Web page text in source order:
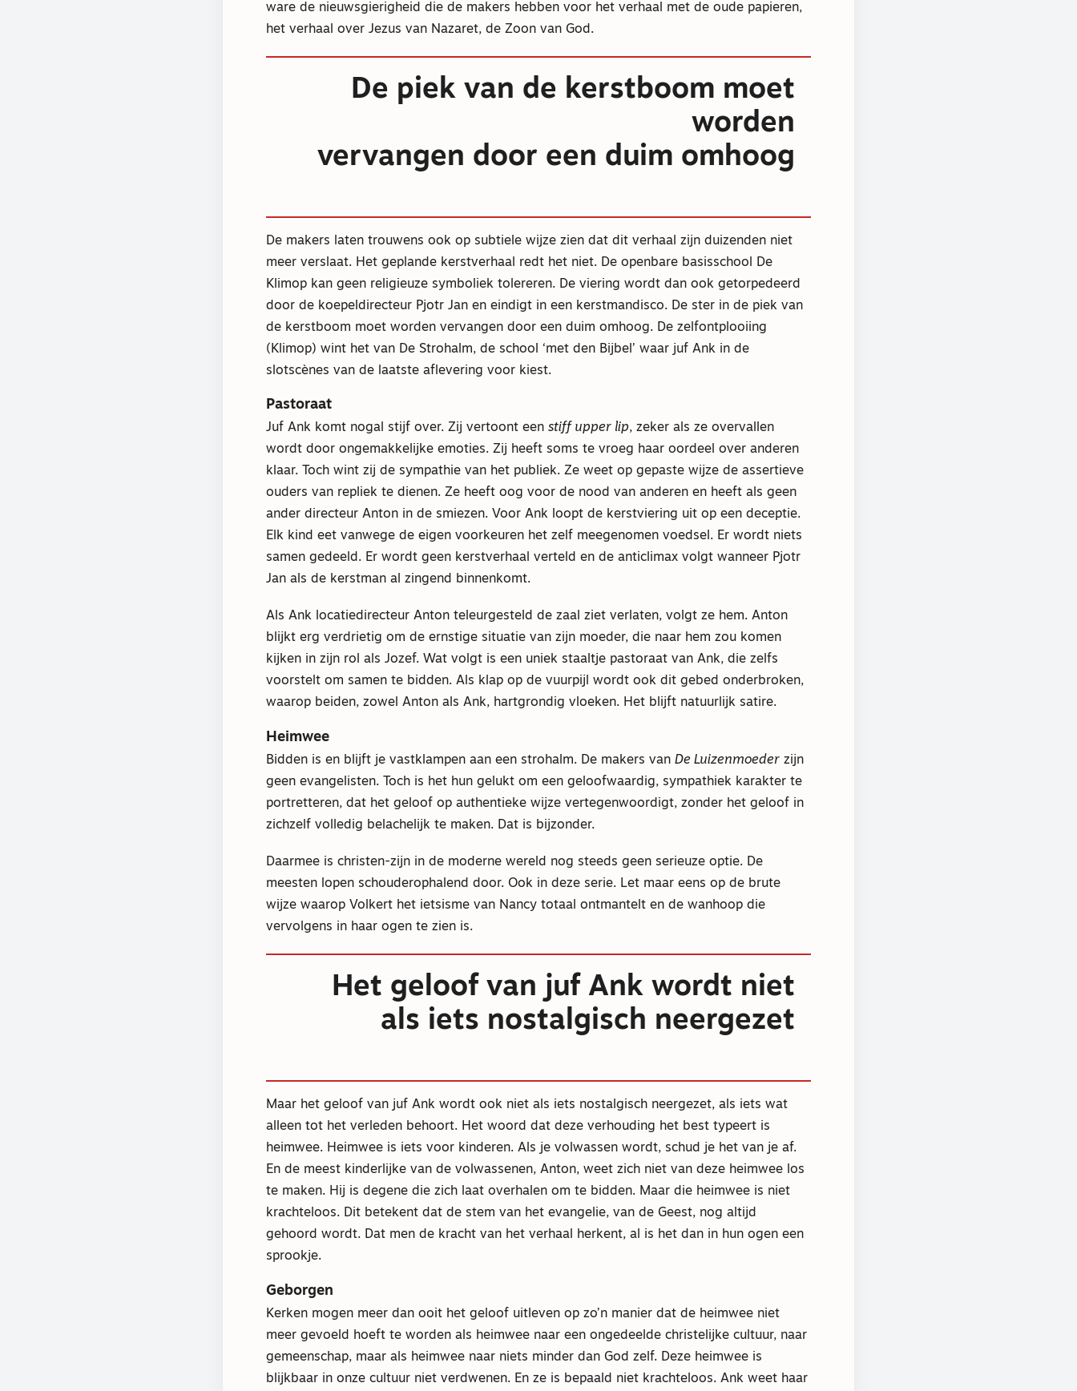
ware de nieuwsgierigheid die de makers hebben voor het verhaal met de oude papieren,
het verhaal over Jezus van Nazaret, de Zoon van God.
De piek van de kerstboom moet
worden
vervangen door een duim omhoog
De makers laten trouwens ook op subtiele wijze zien dat dit verhaal zijn duizenden niet
meer verslaat. Het geplande kerstverhaal redt het niet. De openbare basisschool De
Klimop kan geen religieuze symboliek tolereren. De viering wordt dan ook getorpedeerd
door de koepeldirecteur Pjotr Jan en eindigt in een kerstmandisco. De ster in de piek van
de kerstboom moet worden vervangen door een duim omhoog. De zelfontplooiing
(Klimop) wint het van De Strohalm, de school ‘met den Bijbel’ waar juf Ank in de
slotscènes van de laatste aflevering voor kiest.
Pastoraat
Juf Ank komt nogal stijf over. Zij vertoont een stiff upper lip, zeker als ze overvallen
wordt door ongemakkelijke emoties. Zij heeft soms te vroeg haar oordeel over anderen
klaar. Toch wint zij de sympathie van het publiek. Ze weet op gepaste wijze de assertieve
ouders van repliek te dienen. Ze heeft oog voor de nood van anderen en heeft als geen
ander directeur Anton in de smiezen. Voor Ank loopt de kerstviering uit op een deceptie.
Elk kind eet vanwege de eigen voorkeuren het zelf meegenomen voedsel. Er wordt niets
samen gedeeld. Er wordt geen kerstverhaal verteld en de anticlimax volgt wanneer Pjotr
Jan als de kerstman al zingend binnenkomt.
Als Ank locatiedirecteur Anton teleurgesteld de zaal ziet verlaten, volgt ze hem. Anton
blijkt erg verdrietig om de ernstige situatie van zijn moeder, die naar hem zou komen
kijken in zijn rol als Jozef. Wat volgt is een uniek staaltje pastoraat van Ank, die zelfs
voorstelt om samen te bidden. Als klap op de vuurpijl wordt ook dit gebed onderbroken,
waarop beiden, zowel Anton als Ank, hartgrondig vloeken. Het blijft natuurlijk satire.
Heimwee
Bidden is en blijft je vastklampen aan een strohalm. De makers van De Luizenmoederzijn
geen evangelisten. Toch is het hun gelukt om een geloofwaardig, sympathiek karakter te
portretteren, dat het geloof op authentieke wijze vertegenwoordigt, zonder het geloof in
zichzelf volledig belachelijk te maken. Dat is bijzonder.
Daarmee is christen-zijn in de moderne wereld nog steeds geen serieuze optie. De
meesten lopen schouderophalend door. Ook in deze serie. Let maar eens op de brute
wijze waarop Volkert het ietsisme van Nancy totaal ontmantelt en de wanhoop die
vervolgens in haar ogen te zien is.
Het geloof van juf Ank wordt niet
als iets nostalgisch neergezet
Maar het geloof van juf Ank wordt ook niet als iets nostalgisch neergezet, als iets wat
alleen tot het verleden behoort. Het woord dat deze verhouding het best typeert is
heimwee. Heimwee is iets voor kinderen. Als je volwassen wordt, schud je het van je af.
En de meest kinderlijke van de volwassenen, Anton, weet zich niet van deze heimwee los
te maken. Hij is degene die zich laat overhalen om te bidden. Maar die heimwee is niet
krachteloos. Dit betekent dat de stem van het evangelie, van de Geest, nog altijd
gehoord wordt. Dat men de kracht van het verhaal herkent, al is het dan in hun ogen een
sprookje.
Geborgen
Kerken mogen meer dan ooit het geloof uitleven op zo’n manier dat de heimwee niet
meer gevoeld hoeft te worden als heimwee naar een ongedeelde christelijke cultuur, naar
gemeenschap, maar als heimwee naar niets minder dan God zelf. Deze heimwee is
blijkbaar in onze cultuur niet verdwenen. En ze is bepaald niet krachteloos. Ank weet haar